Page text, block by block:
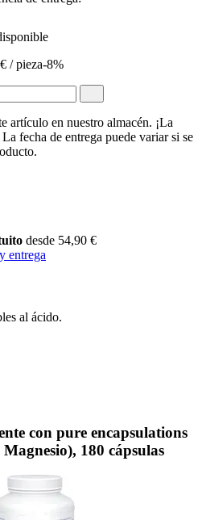
/ pieza-8%
artículo en nuestro almacén. ¡La
fecha de entrega puede variar si se
desde 54,90 €
entrega
al ácido.
con pure encapsulations
180 cápsulas